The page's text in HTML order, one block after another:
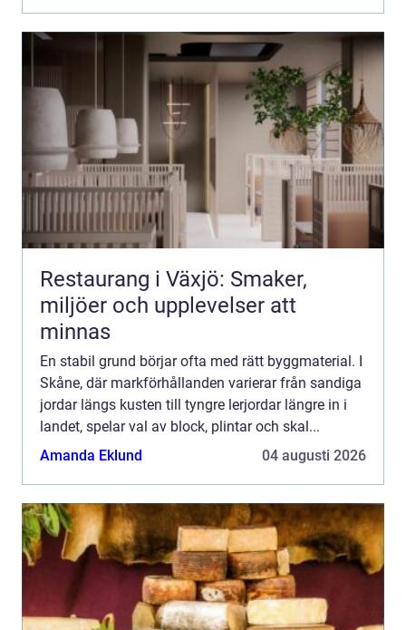
Restaurang i Växjö: Smaker,
miljöer och upplevelser att
minnas
En stabil grund börjar ofta med rätt byggmaterial. I
Skåne, där markförhållanden varierar från sandiga
jordar längs kusten till tyngre lerjordar längre in i
landet, spelar val av block, plintar och skal...
Amanda Eklund
04 augusti 2026